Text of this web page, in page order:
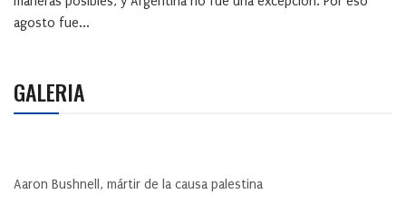
agosto fue...
GALERIA
Aaron Bushnell, mártir de la causa palestina